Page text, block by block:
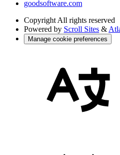
goodsoftware.com
Copyright All rights reserved
Powered by Scroll Sites &
Manage cookie preferences